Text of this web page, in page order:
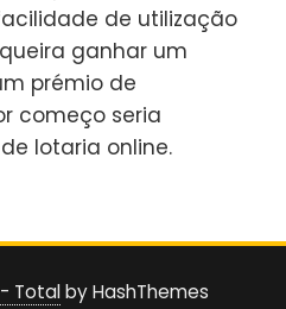
de utilização
ganhar um
prémio de
começo seria
lotaria online.
Totalby HashThemes